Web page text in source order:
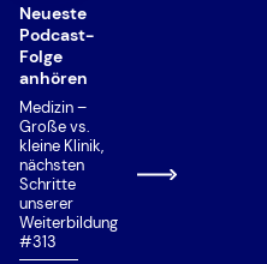
Neueste
Podcast-
Folge
anhören
Medizin –
Große vs.
kleine Klinik,
nächsten
Schritte
unserer
Weiterbildung
#313